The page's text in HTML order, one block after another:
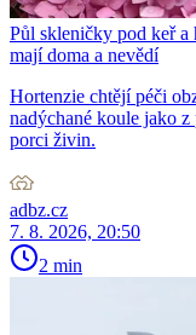
Půl skleničky pod keř a
mají doma a nevědí
Hortenzie chtějí péči
nadýchané koule jako
porci živin.
adbz.cz
7. 8. 2026, 20:50
2 min